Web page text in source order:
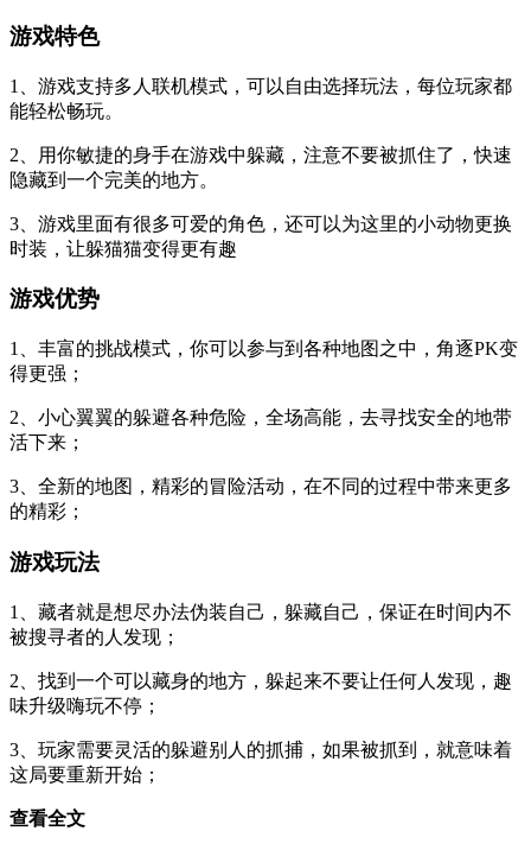
游戏特色
1、游戏支持多人联机模式，可以自由选择玩法，每位玩家都
能轻松畅玩。
2、用你敏捷的身手在游戏中躲藏，注意不要被抓住了，快速
隐藏到一个完美的地方。
3、游戏里面有很多可爱的角色，还可以为这里的小动物更换
时装，让躲猫猫变得更有趣
游戏优势
1、丰富的挑战模式，你可以参与到各种地图之中，角逐PK变
得更强；
2、小心翼翼的躲避各种危险，全场高能，去寻找安全的地带
活下来；
3、全新的地图，精彩的冒险活动，在不同的过程中带来更多
的精彩；
游戏玩法
1、藏者就是想尽办法伪装自己，躲藏自己，保证在时间内不
被搜寻者的人发现；
2、找到一个可以藏身的地方，躲起来不要让任何人发现，趣
味升级嗨玩不停；
3、玩家需要灵活的躲避别人的抓捕，如果被抓到，就意味着
这局要重新开始；
查看全文